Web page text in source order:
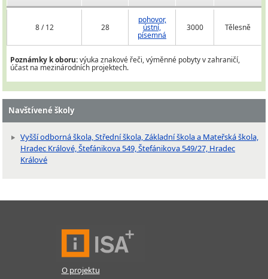
8 / 12 28
pohovor,
ústní,
písemná
3000 Tělesně
Poznámky k oboru:výuka znakové řeči, výměnné pobyty v zahraničí,
účast na mezinárodních projektech.
Navštívené školy
Vyšší odborná škola, Střední škola, Základní škola a Mateřská škola,
Hradec Králové, Štefánikova 549, Štefánikova 549/27, Hradec
Králové
O projektu